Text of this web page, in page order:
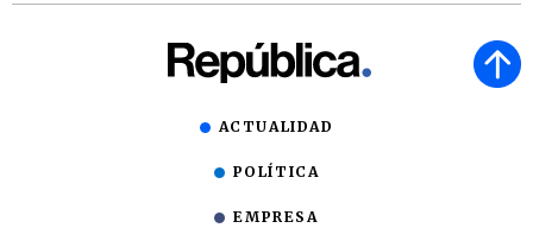
ACTUALIDAD
POLÍTICA
EMPRESA